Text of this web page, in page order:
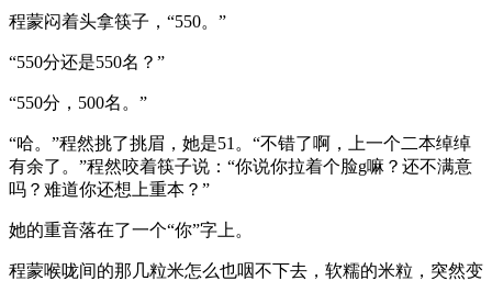
程蒙闷着头拿筷子，“550。”
“550分还是550名？”
“550分，500名。”
“哈。”程然挑了挑眉，她是51。“不错了啊，上一个二本绰绰
有余了。”程然咬着筷子说：“你说你拉着个脸g嘛？还不满意
吗？难道你还想上重本？”
她的重音落在了一个“你”字上。
程蒙喉咙间的那几粒米怎么也咽不下去，软糯的米粒，突然变